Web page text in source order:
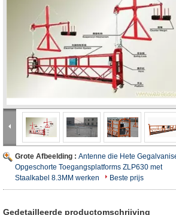
Grote Afbeelding : Antenne die Hete
Opgeschorte Toegangsplatforms ZLP630 met
Staalkabel 8.3MM werken
Beste prijs
Gedetailleerde productomschrijving